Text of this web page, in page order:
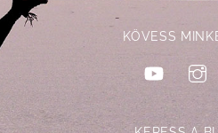
KÖVESS